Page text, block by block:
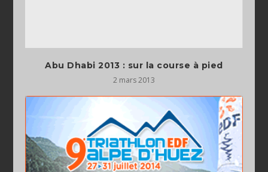
Abu Dhabi 2013 : sur la course à pied
2 mars 2013